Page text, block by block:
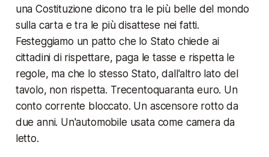
una Costituzione dicono tra le più belle del mondo
sulla carta e tra le più disattese nei fatti.
Festeggiamo un patto che lo Stato chiede ai
cittadini di rispettare, paga le tasse e rispetta le
regole, ma che lo stesso Stato, dall'altro lato del
tavolo, non rispetta. Trecentoquaranta euro. Un
conto corrente bloccato. Un ascensore rotto da
due anni. Un'automobile usata come camera da
letto.